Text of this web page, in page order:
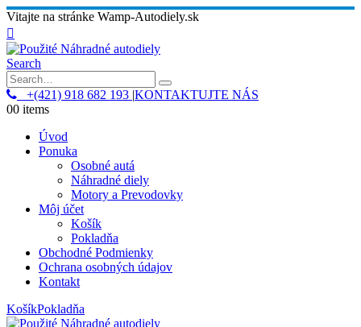
Vitajte na stránke Wamp-Autodiely.sk
Search
+(421) 918 682 193 |KONTAKTUJTE NÁS
00 items
Úvod
Ponuka
Osobné autá
Náhradné diely
Motory a Prevodovky
Môj účet
Košík
Pokladňa
Obchodné Podmienky
Ochrana osobných údajov
Kontakt
KošíkPokladňa